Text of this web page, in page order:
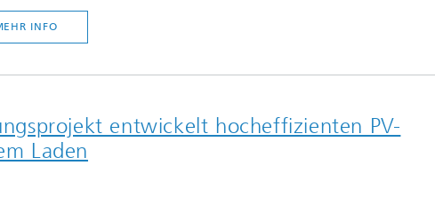
INFO
entwickelt hocheffizienten PV-
Laden